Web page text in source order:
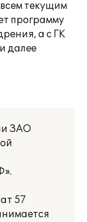
текущим
программу
а с ГК
далее
ЗАО
57